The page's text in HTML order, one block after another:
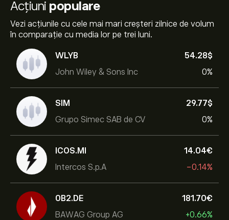
Acțiuni populare
Vezi acțiunile cu cele mai mari creșteri zilnice de volum
în comparație cu media lor pe trei luni.
WLYB
John Wiley & Sons Inc
54.28‎$‎
0%
SIM
Grupo Simec SAB de CV
29.77‎$‎
0%
ICOS.MI
Intercos S.p.A
14.04‎€‎
-0.14%
0B2.DE
BAWAG Group AG
181.70‎€‎
+0.66%